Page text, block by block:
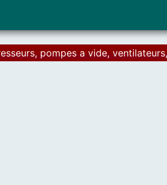
pompes a vide,